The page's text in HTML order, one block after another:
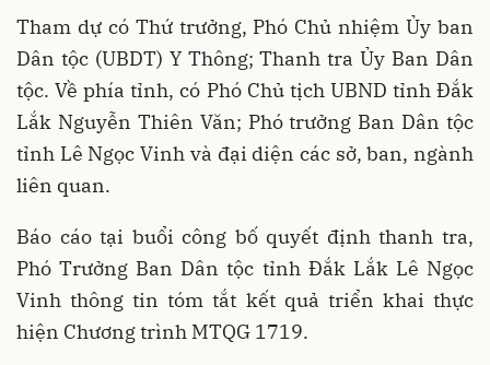
Tham dự có Thứ trưởng, Phó Chủ nhiệm Ủy ban
Dân tộc (UBDT) Y Thông; Thanh tra Ủy Ban Dân
tộc. Về phía tỉnh, có Phó Chủ tịch UBND tỉnh Đắk
Lắk Nguyễn Thiên Văn; Phó trưởng Ban Dân tộc
tỉnh Lê Ngọc Vinh và đại diện các sở, ban, ngành
liên quan.
Báo cáo tại buổi công bố quyết định thanh tra,
Phó Trưởng Ban Dân tộc tỉnh Đắk Lắk Lê Ngọc
Vinh thông tin tóm tắt kết quả triển khai thực
hiện Chương trình MTQG 1719.